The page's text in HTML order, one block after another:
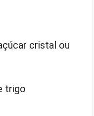
cristal ou
trigo